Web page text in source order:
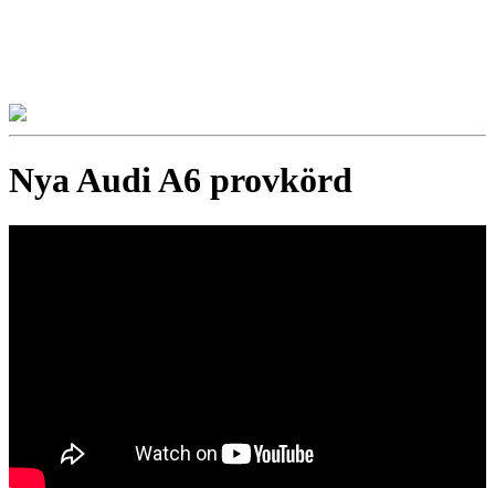
Nya Audi A6 provkörd